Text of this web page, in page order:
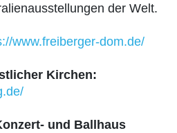
der Welt.
www.freiberger-dom.de/
Kirchen:
und Ballhaus